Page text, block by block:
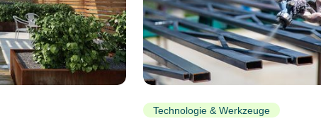
Technologie & Werkzeuge